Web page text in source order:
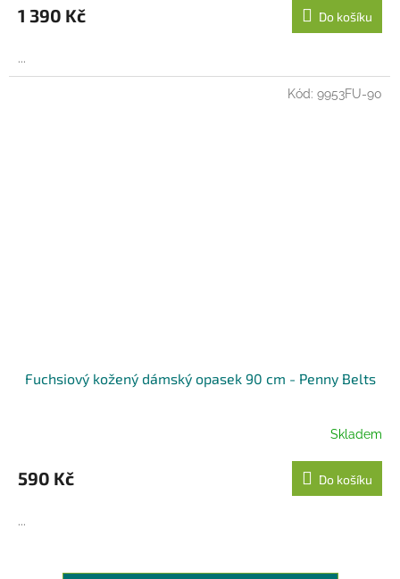
1 390 Kč Do košíku
...
Fuchsiový kožený dámský opasek 90 cm - Penny Belts
Skladem
590 Kč Do košíku
...
Kód: 9953FU-90